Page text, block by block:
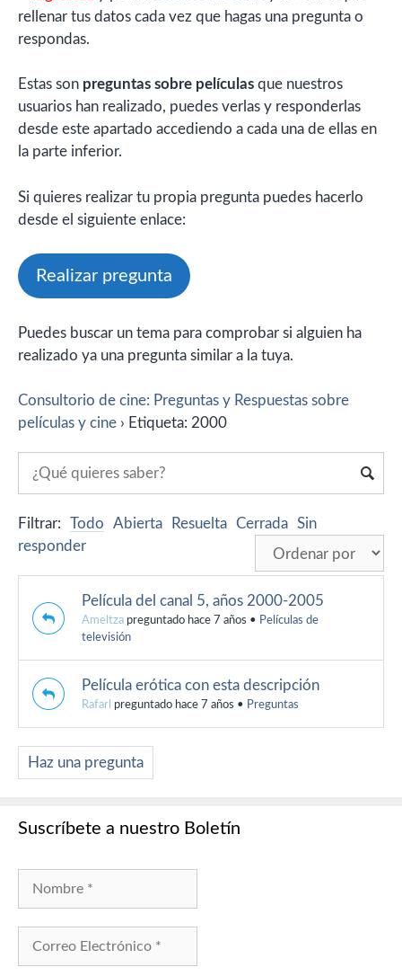
rellenar tus datos cada vez que hagas una pregunta o
respondas.
Estas son preguntas sobre películas que nuestros
usuarios han realizado, puedes verlas y responderlas
desde este apartado accediendo a cada una de ellas en
la parte inferior.
Si quieres realizar tu propia pregunta puedes hacerlo
desde el siguiente enlace:
Realizar pregunta
Puedes buscar un tema para comprobar si alguien ha
realizado ya una pregunta similar a la tuya.
Consultorio de cine: Preguntas y Respuestas sobre
películas y cine › Etiqueta: 2000
Filtrar: Todo Abierta Resuelta Cerrada Sin
responder
Película del canal 5, años 2000-2005
Ameltza preguntado hace 7 años • Películas de
televisión
Película erótica con esta descripción
Rafarl preguntado hace 7 años • Preguntas
Haz una pregunta
Suscríbete a nuestro Boletín